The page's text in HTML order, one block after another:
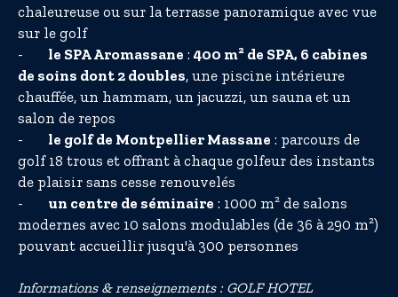
chaleureuse ou sur la terrasse panoramique avec vue
sur le golf
- le SPA Aromassane : 400 m² de SPA, 6 cabines
de soins dont 2 doubles, une piscine intérieure
chauffée, un hammam, un jacuzzi, un sauna et un
salon de repos
- le golf de Montpellier Massane : parcours de
golf 18 trous et offrant à chaque golfeur des instants
de plaisir sans cesse renouvelés
- un centre de séminaire : 1000 m² de salons
modernes avec 10 salons modulables (de 36 à 290 m²)
pouvant accueillir jusqu'à 300 personnes
Informations & renseignements : GOLF HOTEL